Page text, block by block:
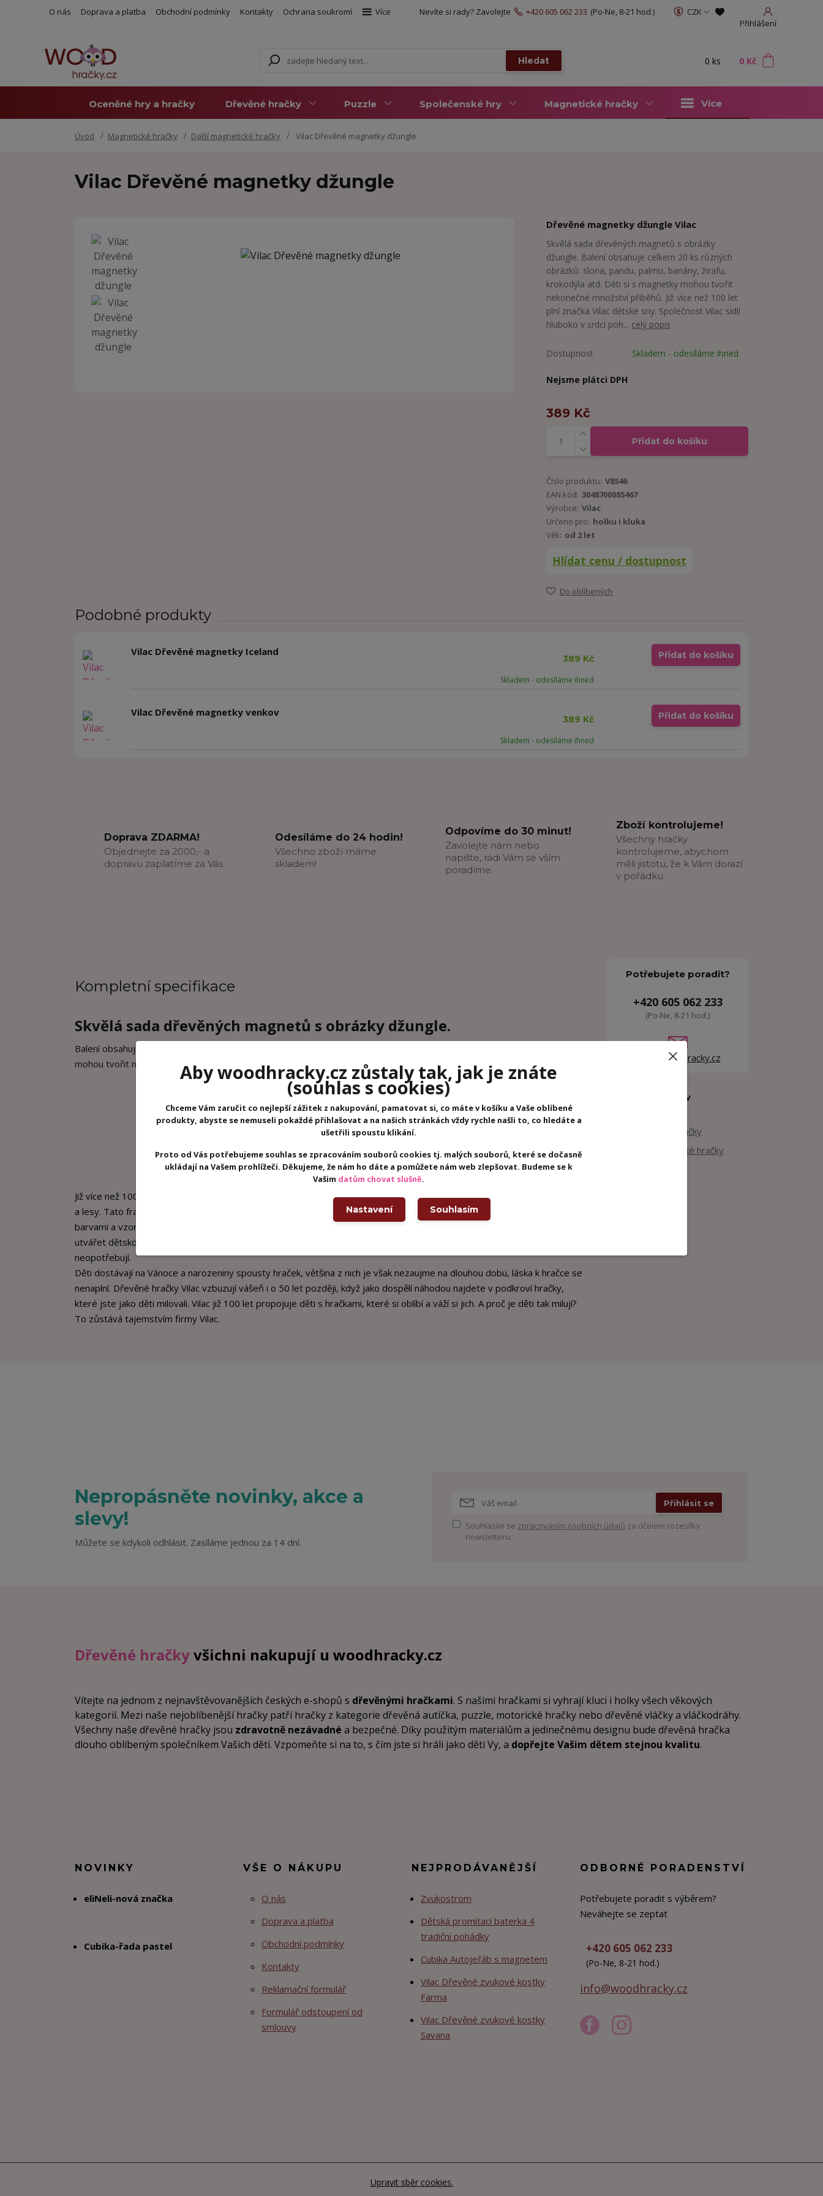
O nás Doprava a platba Obchodní podmínky Kontakty Ochrana soukromí Více
CZK
Přihlášení
Hledat
Nevíte si rady? Zavolejte +420 605 062 233 (Po-Ne, 8-21 hod.)
0 ks 0 Kč
Oceněné hry a hračky Dřevěné hračky Puzzle Společenské hry Magnetické hračky Více
Úvod Magnetické hračky Další magnetické hračky Vilac Dřevěné magnetky džungle
Vilac Dřevěné magnetky džungle
Dřevěné magnetky džungle Vilac
Skvělá sada dřevěných magnetů s obrázky
džungle. Balení obsahuje celkem 20 ks různých
obrázků: slona, pandu, palmu, banány, žirafu,
krokodýla atd. Děti si s magnetky mohou tvořit
nekonečné množství přiběhů. Již více než 100 let
plní značka Vilac dětské sny. Společnost Vilac sídlí
hluboko v srdci poh... celý popis
Dostupnost Skladem - odesíláme ihned
Nejsme plátci DPH
389 Kč
Přidat do košíku
Číslo produktu: V8546
EAN kód: 3048700085467
Výrobce: Vilac
Určeno pro: holku i kluka
Věk: od 2 let
Hlídat cenu / dostupnost
Do oblíbených
Podobné produkty
Vilac Dřevěné magnetky Iceland
389 Kč
Skladem - odesíláme ihned
Přidat do košíku
Vilac Dřevěné magnetky venkov
389 Kč
Skladem - odesíláme ihned
Přidat do košíku
Doprava ZDARMA!
Objednejte za 2000,- a
dopravu zaplatíme za Vás.
Odesíláme do 24 hodin!
Všechno zboží máme
skladem!
Odpovíme do 30 minut!
Zavolejte nám nebo
napište, rádi Vám se vším
poradíme.
Zboží kontrolujeme!
Všechny hračky
kontrolujeme, abychom
měli jistotu, že k Vám dorazí
v pořádku.
Kompletní specifikace
Skvělá sada dřevěných magnetů s obrázky džungle.
Balení obsahuje celkem 20 ks různých obrázků: slona, pandu, palmu, banány, žirafu, krokodýla atd. Děti si s magnetky
mohou tvořit nekonečné množství přiběhů.
Již více než 100 let plní značka Vilac dětské sny. Společnost Vilac sídlí hluboko v srdci pohoří Jura, obklopena horami, jezery
a lesy. Tato francouzská společnost vyrábí od roku 1911 dřevěné hračky v klasickém, starodávném stylu s moderními
barvami a vzory. Hračky Vilac jsou jedinečné, nikdy nevyjdou z módy a dokáží okouzlit všechny generace. Vilac pomáhá
utvářet dětskou představivost svými radostnými ilustracemi či dizajny a reinterpretací klasických hraček, které se jen tak
neopotřebují.
Děti dostávají na Vánoce a narozeniny spousty hraček, většina z nich je však nezaujme na dlouhou dobu, láska k hračce se
nenaplní. Dřevěné hračky Vilac vzbuzují vášeň i o 50 let později, když jako dospělí náhodou najdete v podkroví hračky,
které jste jako děti milovali. Vilac již 100 let propojuje děti s hračkami, které si oblíbí a váží si jich. A proč je děti tak milují?
To zůstává tajemstvím firmy Vilac.
Potřebujete poradit?
+420 605 062 233
(Po-Ne, 8-21 hod.)
info@woodhracky.cz
Zboží zařazeno v
Magnetické hračky
Další magnetické hračky
Nepropásněte novinky, akce a
slevy!
Můžete se kdykoli odhlásit. Zasíláme jednou za 14 dní.
Přihlásit se
Souhlasím se zpracováním osobních údajů za účelem rozesílky
newsletteru.
Dřevěné hračkyvšichni nakupují u woodhracky.cz
Vítejte na jednom z nejnavštěvovanějších českých e-shopů s dřevěnými hračkami. S našimi hračkami si vyhrají kluci i holky všech věkových
kategorií. Mezi naše nejoblíbenější hračky patří hračky z kategorie dřevěná autíčka, puzzle, motorické hračky nebo dřevěné vláčky a vláčkodráhy.
Všechny naše dřevěné hračky jsou zdravotně nezávadné a bezpečné. Díky použitým materiálům a jedinečnému designu bude dřevěná hračka
dlouho oblíbeným společníkem Vašich dětí. Vzpomeňte si na to, s čím jste si hráli jako děti Vy, a dopřejte Vašim dětem stejnou kvalitu.
NOVINKY
eliNeli-nová značka
Cubika-řada pastel
VŠE O NÁKUPU
O nás
Doprava a platba
Obchodní podmínky
Kontakty
Reklamační formulář
Formulář odstoupení od
smlouvy
NEJPRODÁVANĚJŠÍ
Zvukostrom
Dětská promítací baterka 4
tradiční pohádky
Cubika Autojeřáb s magnetem
Vilac Dřevěné zvukové kostky
Farma
Vilac Dřevěné zvukové kostky
Savana
ODBORNÉ PORADENSTVÍ
Potřebujete poradit s výběrem?
Neváhejte se zeptat
+420 605 062 233
(Po-Ne, 8-21 hod.)
info@woodhracky.cz
Upravit sběr cookies.
Aby woodhracky.cz zůstaly tak, jak je znáte
(souhlas s cookies)
Chceme Vám zaručit co nejlepší zážitek z nakupování, pamatovat si, co máte v košíku a Vaše oblíbené
produkty, abyste se nemuseli pokaždé přihlašovat a na našich stránkách vždy rychle našli to, co hledáte a
ušetřili spoustu klikání.
Proto od Vás potřebujeme souhlas se zpracováním souborů cookies tj. malých souborů, které se dočasně
ukládají na Vašem prohlížeči. Děkujeme, že nám ho dáte a pomůžete nám web zlepšovat. Budeme se k
Vašim datům chovat slušně.
Nastavení Souhlasím